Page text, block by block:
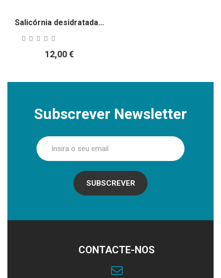
Salicórnia desidratada...
12,00 €
Subscrever Newsletter
SUBSCREVER
CONTACTE-NOS